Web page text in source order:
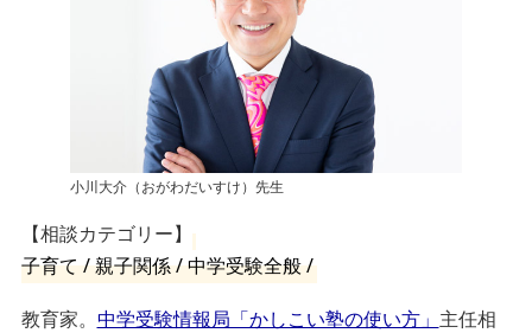
小川大介（おがわだいすけ）先生
【相談カテゴリー】
子育て / 親子関係 / 中学受験全般 /
教育家。 中学受験情報局「かしこい塾の使い方」 主任相